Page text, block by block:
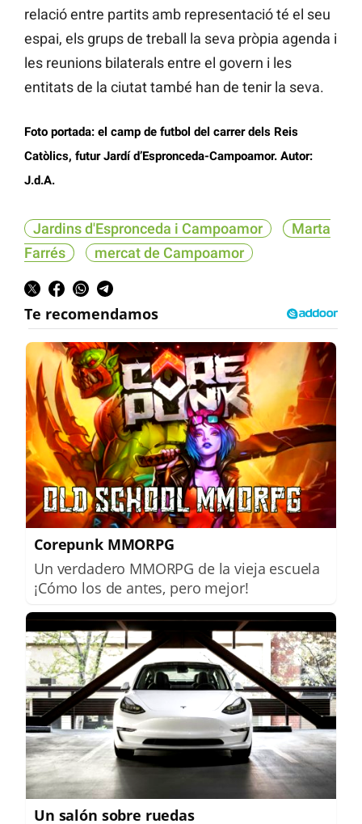
relació entre partits amb representació té el seu
espai, els grups de treball la seva pròpia agenda i
les reunions bilaterals entre el govern i les
entitats de la ciutat també han de tenir la seva.
Foto portada: el camp de futbol del carrer dels Reis
Catòlics, futur Jardí d’Espronceda-Campoamor. Autor:
J.d.A.
Jardins d'Espronceda i Campoamor
Marta
Farrés
mercat de Campoamor
Corepunk MMORPG
Un verdadero MMORPG de la vieja escuela
¡Cómo los de antes, pero mejor!
Un salón sobre ruedas